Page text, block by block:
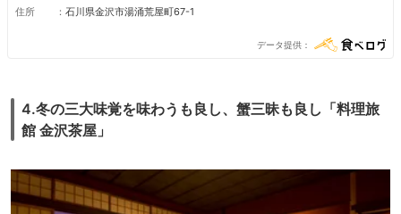
住所
石川県金沢市湯涌荒屋町67-1
データ提供
4.冬の三大味覚を味わうも良し、蟹三昧も良し「料理旅
館 金沢茶屋」